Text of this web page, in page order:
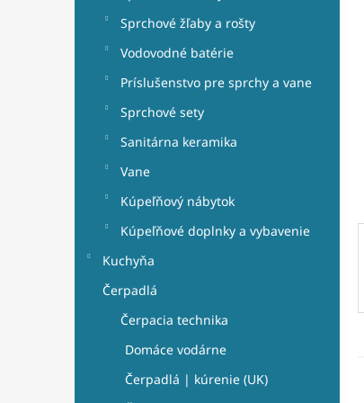
Sprchové žľaby a rošty
Vodovodné batérie
Príslušenstvo pre sprchy a vane
Sprchové sety
Sanitárna keramika
Vane
Kúpeľňový nábytok
Kúpeľňové doplnky a vybavenie
Kuchyňa
Čerpadlá
Čerpacia technika
Domáce vodárne
Čerpadlá | kúrenie (UK)